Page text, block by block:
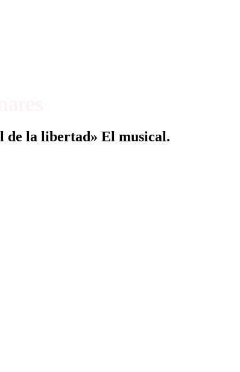
de la libertad» El musical.